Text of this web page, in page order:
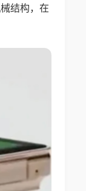
结构，在